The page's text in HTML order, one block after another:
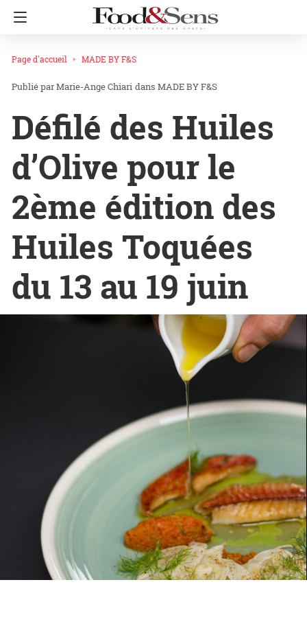
Page d'accueil MADE BY F&S
Marie-Ange Chiari dans MADE BY F&S
Défilé des Huiles
d’Olive pour le
2ème édition des
Huiles Toquées
du 13 au 19 juin